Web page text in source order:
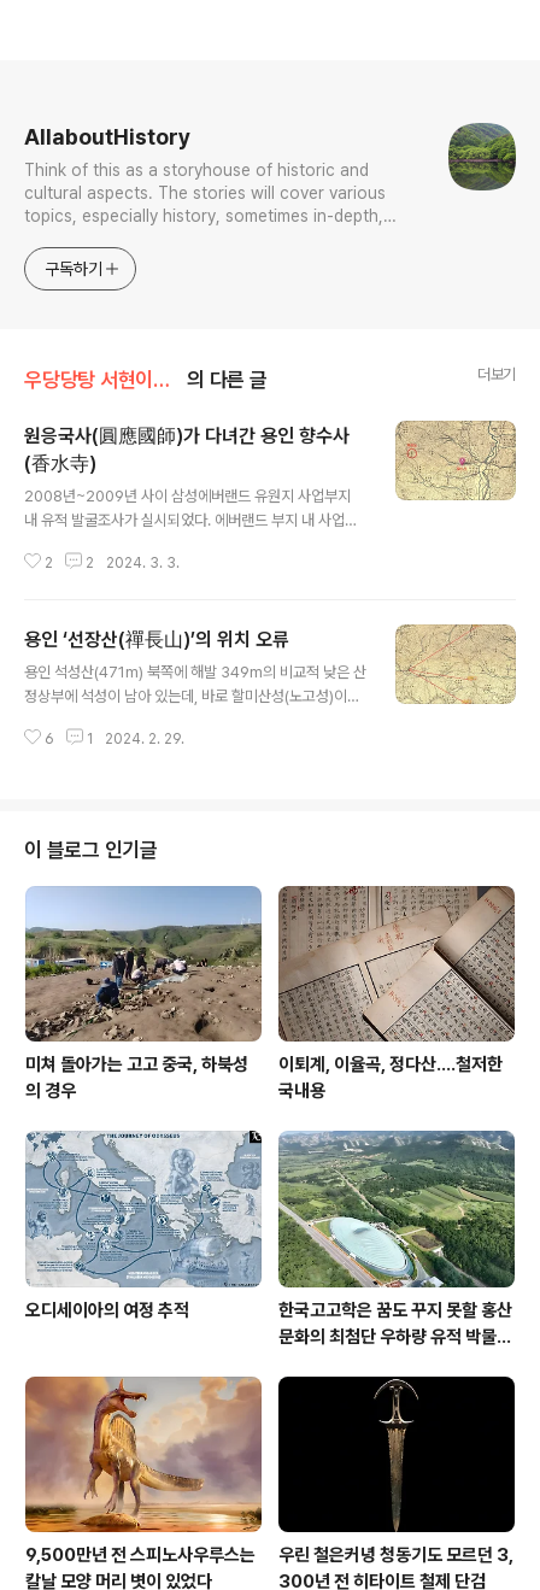
AllaboutHistory
Think of this as a storyhouse of historic and
cultural aspects. The stories will cover various
topics, especially history, sometimes in-depth,
approach will be to resist any common sense or
generalized viewpoint
구독하기
우당당탕 서현이의 문화유산 답사기 의 다른 글 더보기
원응국사(圓應國師)가 다녀간 용인 향수사
(香水寺)
2008년~2009년 사이 삼성에버랜드 유원지 사업부지
내 유적 발굴조사가 실시되었다. 에버랜드 부지 내 사업을
사이기도 했다. 시행처가 대기업이라서 그랬는지 조사 보
香水寺址’다. 위치를 보면, 처인구 포곡읍 유운리 431번
지 일원으로, 삼성화재 모빌리티뮤지엄(자동차박물관) 남
쪽에 해당하는데, 지금은 에버랜드 스피드웨이 도로가 조
단 능선 사이에 형성된 좁은 곡부 상단부에 위치한다. 조망
2 2 2024. 3. 3.
용인 ‘선장산(禪長山)’의 위치 오류
용인 석성산(471m) 북쪽에 해발 349m의 비교적 낮은 산
정상부에 석성이 남아 있는데, 바로 할미산성(노고성)이다.
까운 거리에서 마주보고 있다. 석성산은 ‘석성산’ 또는 ‘보
산(禪長山)’으로 표시하고 있다. 그런데 이 산의 이름이 선
장산으로 표기되기 시작한 것은 불과 10년 정도 밖에 되지
않는다는 사실을 사람들은 잘 알지 못한다. 1920년대 수
치지형도에서도 할미산성이 있는 고개의 이름을 ‘백현(栢
峴)’이라고만 표시하고 있다. 국토지리정보원 사이트에서
확인할 수 있는 수치지형..
6 1 2024. 2. 29.
이 블로그 인기글
미쳐 돌아가는 고고 중국, 하북성
의 경우
이퇴계, 이율곡, 정다산....철저한
국내용
오디세이아의 여정 추적
한국고고학은 꿈도 꾸지 못할 홍산
문화의 최첨단 우하량 유적 박물관
9,500만년 전 스피노사우루스는
칼날 모양 머리 볏이 있었다
우린 철은커녕 청동기도 모르던 3,
300년 전 히타이트 철제 단검